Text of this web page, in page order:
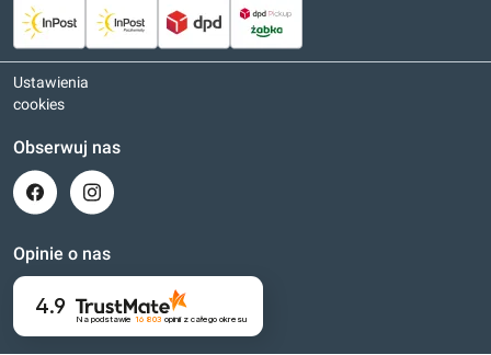
Ustawienia
cookies
Obserwuj nas
Opinie o nas
4.9
Na podstawie 16 803 opinii z całego okresu